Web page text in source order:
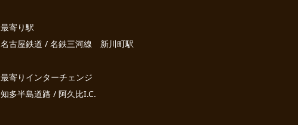
最寄り駅
名古屋鉄道 / 名鉄三河線 新川町駅
最寄りインターチェンジ
知多半島道路 / 阿久比I.C.